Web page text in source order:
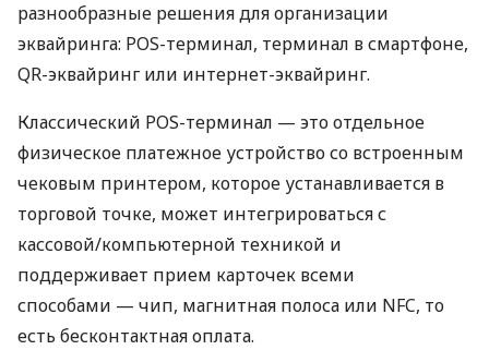
разнообразные решения для организации
эквайринга: POS-терминал, терминал в смартфоне,
QR-эквайринг или интернет-эквайринг.
Классический POS-терминал — это отдельное
физическое платежное устройство со встроенным
чековым принтером, которое устанавливается в
торговой точке, может интегрироваться с
кассовой/компьютерной техникой и
поддерживает прием карточек всеми
способами — чип, магнитная полоса или NFC, то
есть бесконтактная оплата.